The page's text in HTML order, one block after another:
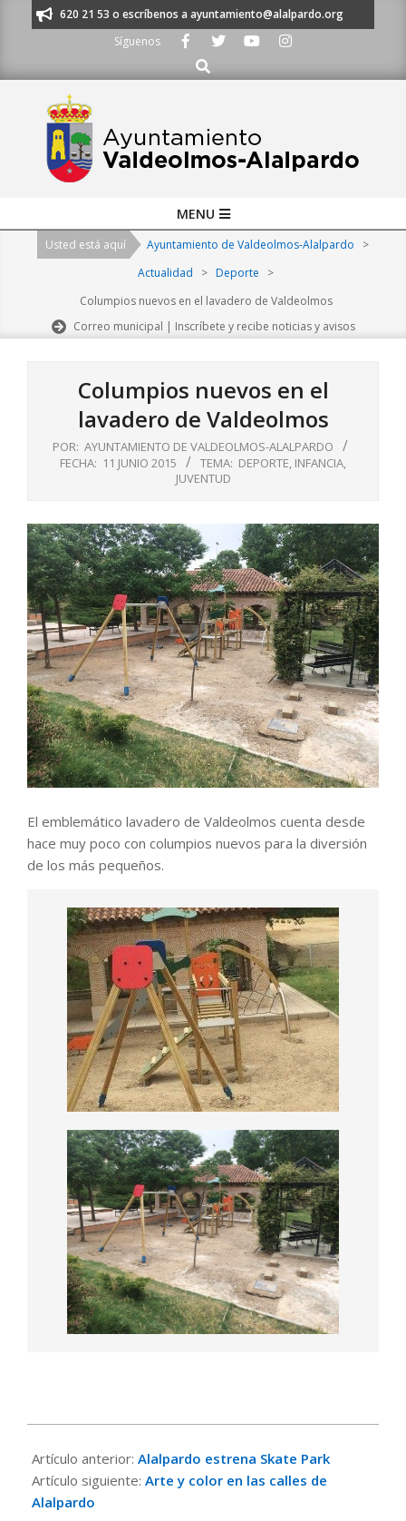
al 91 620 21 53 o escríbenos a ayuntamiento@alalpardo.org
Síguenos
Buscar
Navigation
MENU
Usted está aquí Ayuntamiento de Valdeolmos-Alalpardo
>
Actualidad
> Deporte
>
Columpios nuevos en el lavadero de Valdeolmos
Correo municipal | Inscríbete y recibe noticias y avisos
Columpios nuevos en el
lavadero de Valdeolmos
POR: AYUNTAMIENTO DE VALDEOLMOS-ALALPARDO
FECHA: 11 JUNIO 2015 TEMA: DEPORTE, INFANCIA,
JUVENTUD
El emblemático lavadero de Valdeolmos cuenta desde
hace muy poco con columpios nuevos para la diversión
de los más pequeños.
06-
11
Artículo anterior: Alalpardo estrena Skate Park
Artículo siguiente: Arte y color en las calles de
Alalpardo